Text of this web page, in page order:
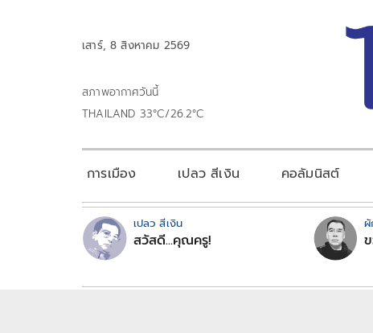
เสาร์, 8 สิงหาคม 2569
สภาพอากาศวันนี้
THAILAND 33°C/26.2°C
การเมือง เปลว สีเงิน คอลัมนิสต์
เปลว สีเงิน
สวัสดี...คุณครู!
ผั